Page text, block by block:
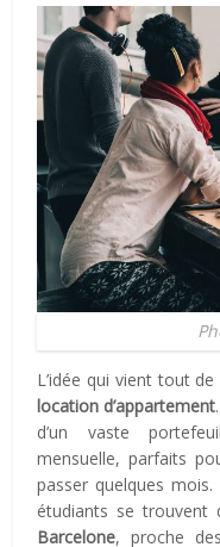
L’idée qui vient tout
location d’appartement
d’un vaste
mensuelle, parfaits
passer quelques
étudiants se trouvent
Barcelone, proche